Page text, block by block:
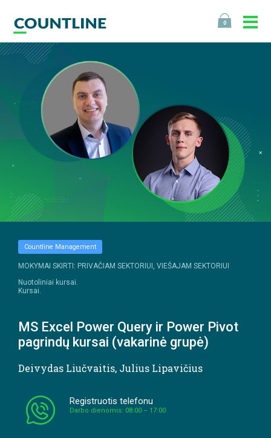
0
Countline Management
MOKYMAI SKIRTI: PRIVAČIAM SEKTORIUI, VIEŠAJAM SEKTORIUI
Nuotoliniai kursai.
Kursai.
MS Excel Power Query ir Power Pivot
pagrindų kursai (vakarinė grupė)
Deivydas Liučvaitis, Julius Lipavičius
Registruotis telefonu
Darbo dienomis: 08:00 – 17:00